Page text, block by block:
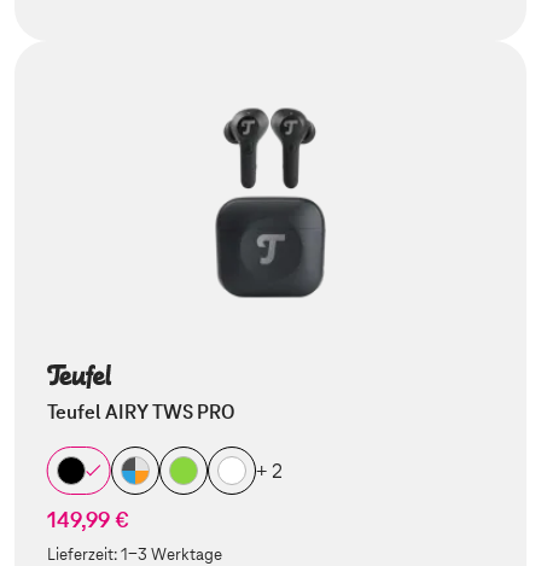
Teufel AIRY TWS PRO
+ 2
149,99 €
Lieferzeit:1-3 Werktage